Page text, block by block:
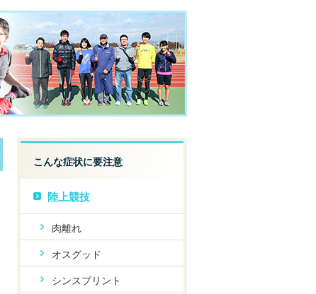
こんな症状に要注意
陸上競技
肉離れ
オスグッド
シンスプリント